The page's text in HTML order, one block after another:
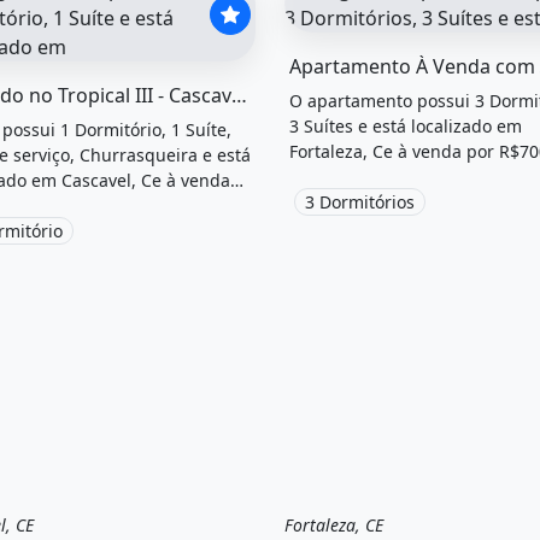
&quot;Sobrado no tropical iii - cascavel pr&quot; possui
Sobrado no Tropical III - Cascavel Pr
possui 1 Dormitório, 1 Suíte,
serviço, Churrasqueira e está
em Cascavel, Ce à venda
CE
O apartamento possui 3
3 Suítes e está localizado em
Fortaleza, Ce à venda por
3 Dormitórios
Venda Apartamento
Fortaleza, CE